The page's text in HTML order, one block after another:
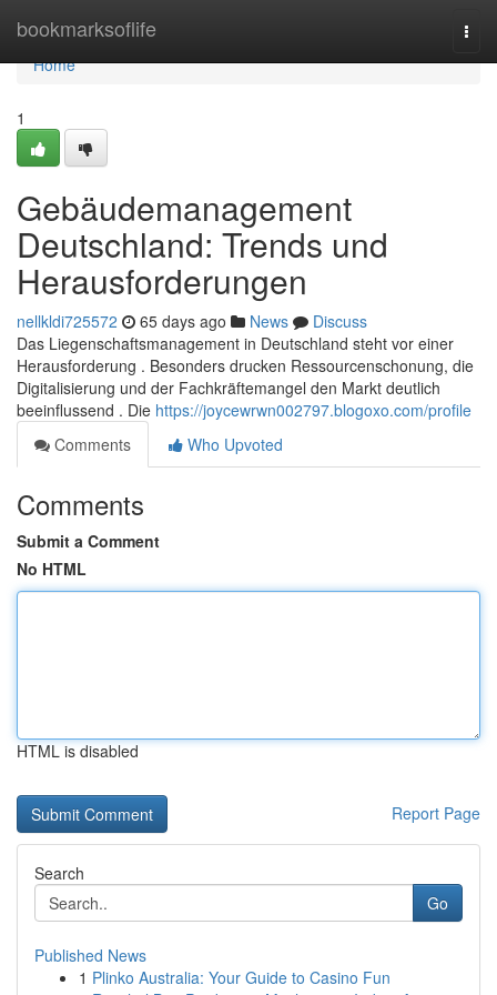
bookmarksoflife
Home
Home
1
Gebäudemanagement
Deutschland: Trends und
Herausforderungen
nellkldi725572 65 days ago News
Discuss
Das Liegenschaftsmanagement in Deutschland steht vor einer
Herausforderung . Besonders drucken Ressourcenschonung, die
Digitalisierung und der Fachkräftemangel den Markt deutlich
beeinflussend . Die https://joycewrwn002797.blogoxo.com/profile
Comments
Who Upvoted
Comments
Submit a Comment
No HTML
HTML is disabled
Report Page
Search
Go
Published News
1 Plinko Australia: Your Guide to Casino Fun